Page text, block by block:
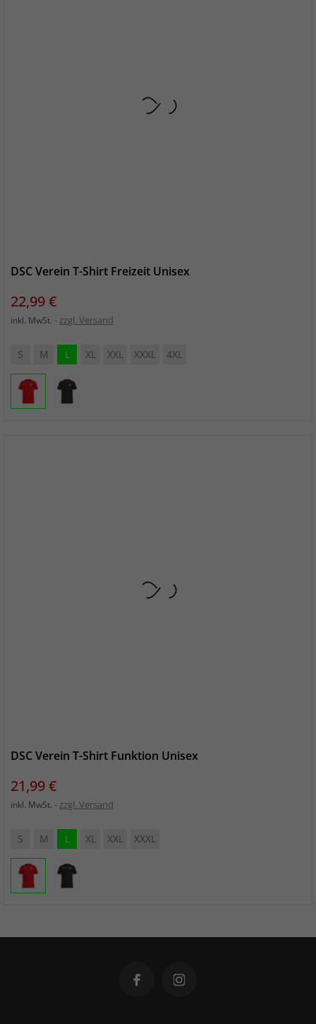
DSC Verein T-Shirt Freizeit Unisex
Preis
22,99 €
inkl. MwSt. zzgl. Versand
S M L XL XXL XXXL 4XL
DSC Verein T-Shirt Funktion Unisex
Preis
21,99 €
inkl. MwSt. zzgl. Versand
S M L XL XXL XXXL